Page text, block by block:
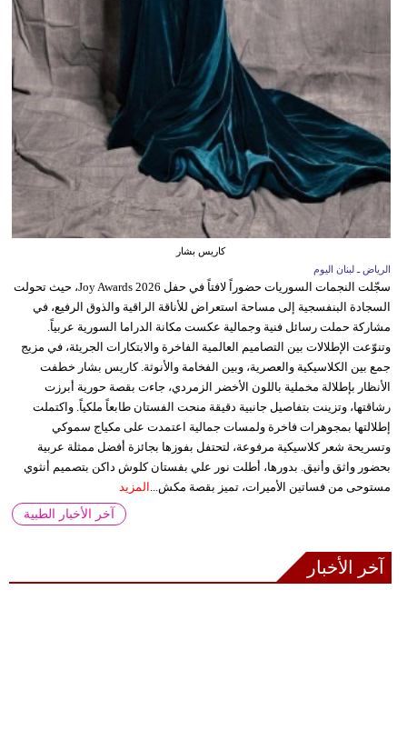
كاريس بشار
الرياض ـ لبنان اليوم
سجّلت النجمات السوريات حضوراً لافتاً في حفل Joy Awards 2026، حيث تحولت
السجادة البنفسجية إلى مساحة استعراض للأناقة الراقية والذوق الرفيع، في
مشاركة حملت رسائل فنية وجمالية عكست مكانة الدراما السورية عربياً.
وتنوّعت الإطلالات بين التصاميم العالمية الفاخرة والابتكارات الجريئة، في مزيج
جمع بين الكلاسيكية والعصرية، وبين الفخامة والأنوثة. كاريس بشار خطفت
الأنظار بإطلالة مخملية باللون الأخضر الزمردي، جاءت بقصة حورية أبرزت
رشاقتها، وتزينت بتفاصيل جانبية دقيقة منحت الفستان طابعاً ملكياً. واكتملت
إطلالتها بمجوهرات فاخرة ولمسات جمالية اعتمدت على مكياج سموكي
وتسريحة شعر كلاسيكية مرفوعة، لتحتفل بفوزها بجائزة أفضل ممثلة عربية
بحضور واثق وأنيق. بدورها، أطلت نور علي بفستان كلوش داكن بتصميم أنثوي
مستوحى من فساتين الأميرات، تميز بقصة مكش...
المزيد
آخر الأخبار الطبية
آخر الأخبار